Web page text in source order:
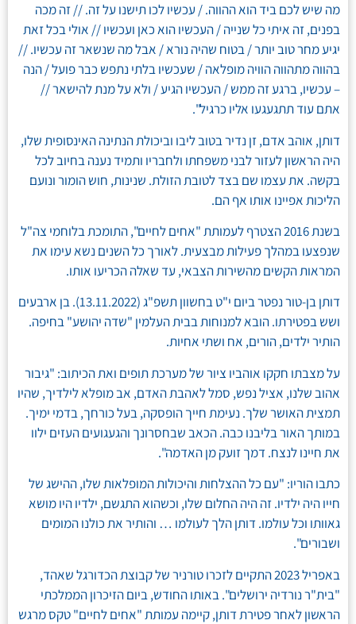
מה שיש לכם ביד הוא ההווה. / עכשיו לכו תישנו על זה. // זה מכה
בפנים, זה איתי כל שנייה / העכשיו הוא כאן ועכשיו // אולי בכל זאת
יגיע מחר טוב יותר / בטוח שהיה נורא / אבל מה שנשאר זה עכשיו. //
בהווה מתהווה הוויה מופלאה / שעכשיו בלתי נתפש כבר פועל / הנה
– עכשיו, ברגע זה ממש / העכשיו הגיע / ולא על מנת להישאר //
אתם עוד תתגעגעו אליו כרגיל".
דותן, אוהב אדם, זן נדיר בטוב ליבו וביכולת הנתינה האינסופית שלו,
היה הראשון לעזור לבני משפחתו ולחבריו ותמיד נענה בחיוב לכל
בקשה. את עצמו שם בצד לטובת הזולת. שנינות, חוש הומור ונועם
הליכות אפיינו אותו אף הם.
בשנת 2016 הצטרף לעמותת "אחים לחיים", התומכת בלוחמי צה"ל
שנפצעו במהלך פעילות מבצעית. לאורך כל השנים נשא עימו את
המראות הקשים מהשירות הצבאי, עד שאלה הכריעו אותו.
דותן בן-טור נפטר ביום י"ט בחשוון תשפ"ג (13.11.2022). בן ארבעים
ושש בפטירתו. הובא למנוחות בבית העלמין "שדה יהושע" בחיפה.
הותיר ילדים, הורים, אח ושתי אחיות.
על מצבתו חקקו אוהביו ציור של מערכת תופים ואת הכיתוב: "גיבור
אהוב שלנו, אציל נפש, סמל לאהבת האדם, אב מופלא לילדיך, שהיו
תמצית האושר שלך. נעימת חייך הופסקה, בעל כורחך, בדמי ימיך.
במותך האור בליבנו כבה. הכאב שבחסרונך והגעגועים העזים ילוו
את חיינו לנצח. דמך זועק מן האדמה".
כתבו הוריו: "עם כל ההצלחות והיכולות המופלאות שלו, ההישג של
חייו היה ילדיו. זה היה החלום שלו, וכשהוא התגשם, ילדיו היו מושא
גאוותו וכל עולמו. דותן הלך לעולמו … והותיר את כולנו המומים
ושבורים".
באפריל 2023 התקיים לזכרו טורניר של קבוצת הכדורגל שאהד,
"בית"ר נורדיה ירושלים". באותו החודש, ביום הזיכרון הממלכתי
הראשון לאחר פטירת דותן, קיימה עמותת "אחים לחיים" טקס מרגש